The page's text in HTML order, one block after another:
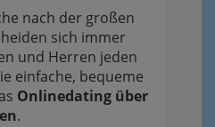
nach der großen
sich immer
und Herren jeden
einfache, bequeme
Onlinedating über
.